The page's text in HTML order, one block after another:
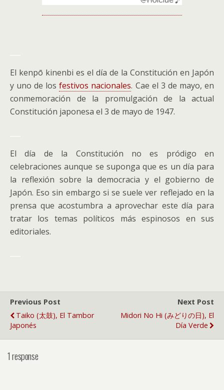
El kenpō kinenbi es el día de la Constitución en Japón
y uno de losfestivos nacionales. Cae el 3 de mayo, en
conmemoración de la promulgación de la actual
Constitución japonesa el 3 de mayo de 1947.
El día de la Constitución no es pródigo en
celebraciones aunque se suponga que es un día para
la reflexión sobre la democracia y el gobierno de
Japón. Eso sin embargo si se suele ver reflejado en la
prensa que acostumbra a aprovechar este día para
tratar los temas políticos más espinosos en sus
editoriales.
Previous Post
Taiko (太鼓), El Tambor
Japonés
Next Post
Midori No Hi (みどりの日), El
Día Verde
1 response